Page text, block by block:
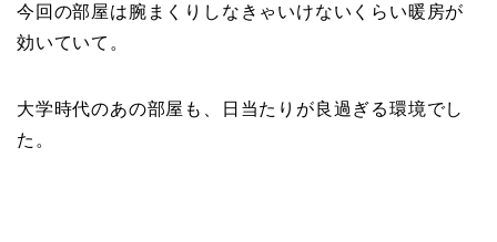
今回の部屋は腕まくりしなきゃいけないくらい暖房が
効いていて。
大学時代のあの部屋も、日当たりが良過ぎる環境でし
た。